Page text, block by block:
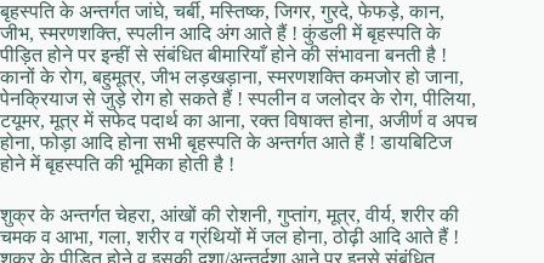
बृहस्पति के अन्तर्गत जांघे, चर्बी, मस्तिष्क, जिगर, गुरदे, फेफड़े, कान,
जीभ, स्मरणशक्ति, स्पलीन आदि अंग आते हैं ! कुंडली में बृहस्पति के
पीड़ित होने पर इन्हीं से संबंधित बीमारियाँ होने की संभावना बनती है !
कानों के रोग, बहुमूत्र, जीभ लड़खड़ाना, स्मरणशक्ति कमजोर हो जाना,
पेनक्रियाज से जुड़े रोग हो सकते हैं ! स्पलीन व जलोदर के रोग, पीलिया,
टयूमर, मूत्र में सफेद पदार्थ का आना, रक्त विषाक्त होना, अजीर्ण व अपच
होना, फोड़ा आदि होना सभी बृहस्पति के अन्तर्गत आते हैं ! डायबिटिज
होने में बृहस्पति की भूमिका होती है !
शुक्र के अन्तर्गत चेहरा, आंखों की रोशनी, गुप्तांग, मूत्र, वीर्य, शरीर की
चमक व आभा, गला, शरीर व ग्रंथियों में जल होना, ठोढ़ी आदि आते हैं !